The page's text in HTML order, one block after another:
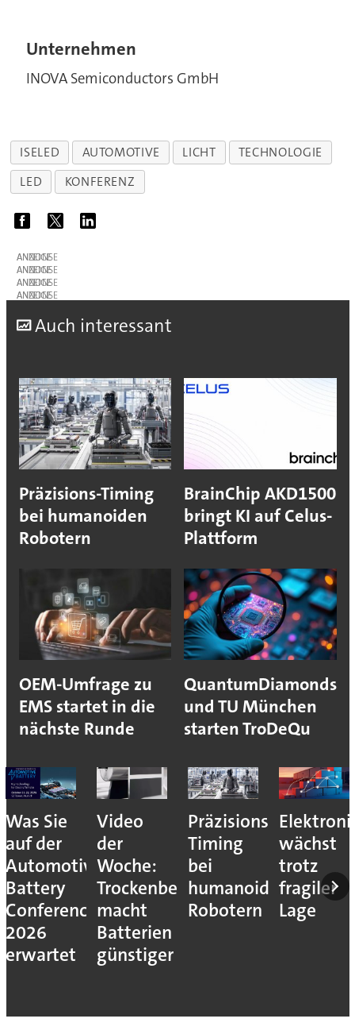
Unternehmen
INOVA Semiconductors GmbH
ISELED AUTOMOTIVE LICHT
TECHNOLOGIE
LED
KONFERENZ
ANZEIGE
ANZEIGE
ANZEIGE
ANZEIGE
Auch interessant
Präzisions-Timing
bei humanoiden
Robotern
BrainChip AKD1500
bringt KI auf Celus-
Plattform
OEM-Umfrage zu
EMS startet in die
nächste Runde
QuantumDiamonds
und TU München
starten TroDeQu
Was Sie
auf der
Automotive
Battery
Conference
2026
erwartet
Video
der
Woche:
Trockenbeschichtung
macht
Batterien
günstiger
Präzisions-
Timing
bei
humanoiden
Robotern
wächst
trotz
fragiler
Lage